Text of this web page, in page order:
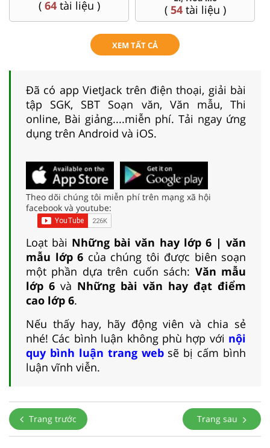
(4tài liệu ) ( 26tài liệu )
XEM TẤT CẢ
Đã có app VietJack trên điện thoại, giải bài
tập SGK, SBT Soạn văn, Văn mẫu, Thi
online, Bài giảng....miễn phí. Tải ngay ứng
dụng trên Android và iOS.
Theo dõi chúng tôi miễn phí trên mạng xã hội
facebook và youtube:
Loạt bài Những bài văn hay lớp 6 | văn
mẫu lớp 6 của chúng tôi được biên soạn
một phần dựa trên cuốn sách: Văn mẫu
lớp 6 và Những bài văn hay đạt điểm
cao lớp 6.
Nếu thấy hay, hãy động viên và chia sẻ
nhé! Các bình luận không phù hợp với nội
quy bình luận trang websẽ bị cấm bình
luận vĩnh viễn.
Trang trước Trang sau